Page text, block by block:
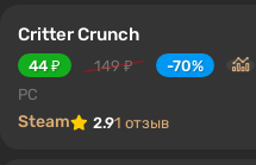
Critter Crunch
44 ₽ 149 ₽
-70%
PC
Steam 2.91 отзыв